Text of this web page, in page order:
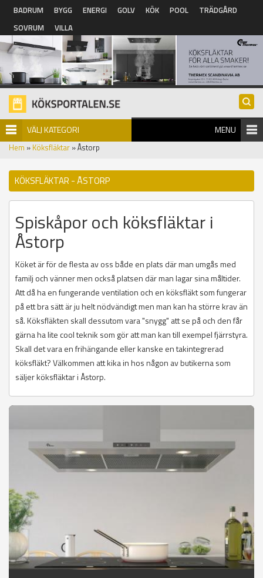
Hoppa till huvudinnehåll
BADRUM BYGG ENERGI GOLV KÖK POOL
TRÄDGÅRD
SOVRUM
VILLA
VÄLJ KATEGORI MENU
Hem » Köksfläktar » Åstorp
KÖKSFLÄKTAR - ÅSTORP
Spiskåpor och köksfläktar i
Åstorp
Köket är för de flesta av oss både en plats där man umgås med
familj och vänner men också platsen där man lagar sina måltider.
Att då ha en fungerande ventilation och en köksfläkt som fungerar
på ett bra sätt är ju helt nödvändigt men man kan ha större krav än
så. Köksfläkten skall dessutom vara "snygg" att se på och den får
gärna ha lite cool teknik som gör att man kan till exempel fjärrstyra.
Skall det vara en frihängande eller kanske en takintegrerad
köksfläkt? Välkommen att kika in hos någon av butikerna som
säljer köksfläktar i Åstorp.